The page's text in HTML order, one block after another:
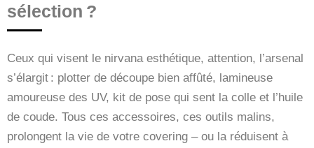
sélection ?
Ceux qui visent le nirvana esthétique, attention, l’arsenal
s’élargit : plotter de découpe bien affûté, lamineuse
amoureuse des UV, kit de pose qui sent la colle et l’huile
de coude. Tous ces accessoires, ces outils malins,
prolongent la vie de votre covering – ou la réduisent à